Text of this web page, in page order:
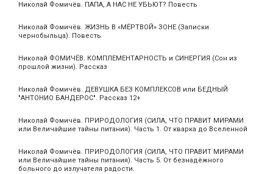
Николай Фомичёв. ПАПА, А НАС НЕ УБЬЮТ? Повесть
Николай Фомичёв. ЖИЗНЬ В «МЁРТВОЙ» ЗОНЕ (Записки
чернобыльца). Повесть
Николай ФОМИЧЁВ. КОМПЛЕМЕНТАРНОСТЬ и СИНЕРГИЯ (Сон из
прошлой жизни). Рассказ
Николай Фомичёв. ДЕВУШКА БЕЗ КОМПЛЕКСОВ или БЕДНЫЙ
"АНТОНИО БАНДЕРОС". Рассказ 12+
Николай Фомичёв. ПРИРОДОЛОГИЯ (СИЛА, ЧТО ПРАВИТ МИРАМИ
или Величайшие тайны питания). Часть 1. От кварка до Вселенной
Николай Фомичёв. ПРИРОДОЛОГИЯ (СИЛА, ЧТО ПРАВИТ МИРАМИ
или Величайшие тайны питания). Часть 5. От безнадёжного
больного до излучателя радости.